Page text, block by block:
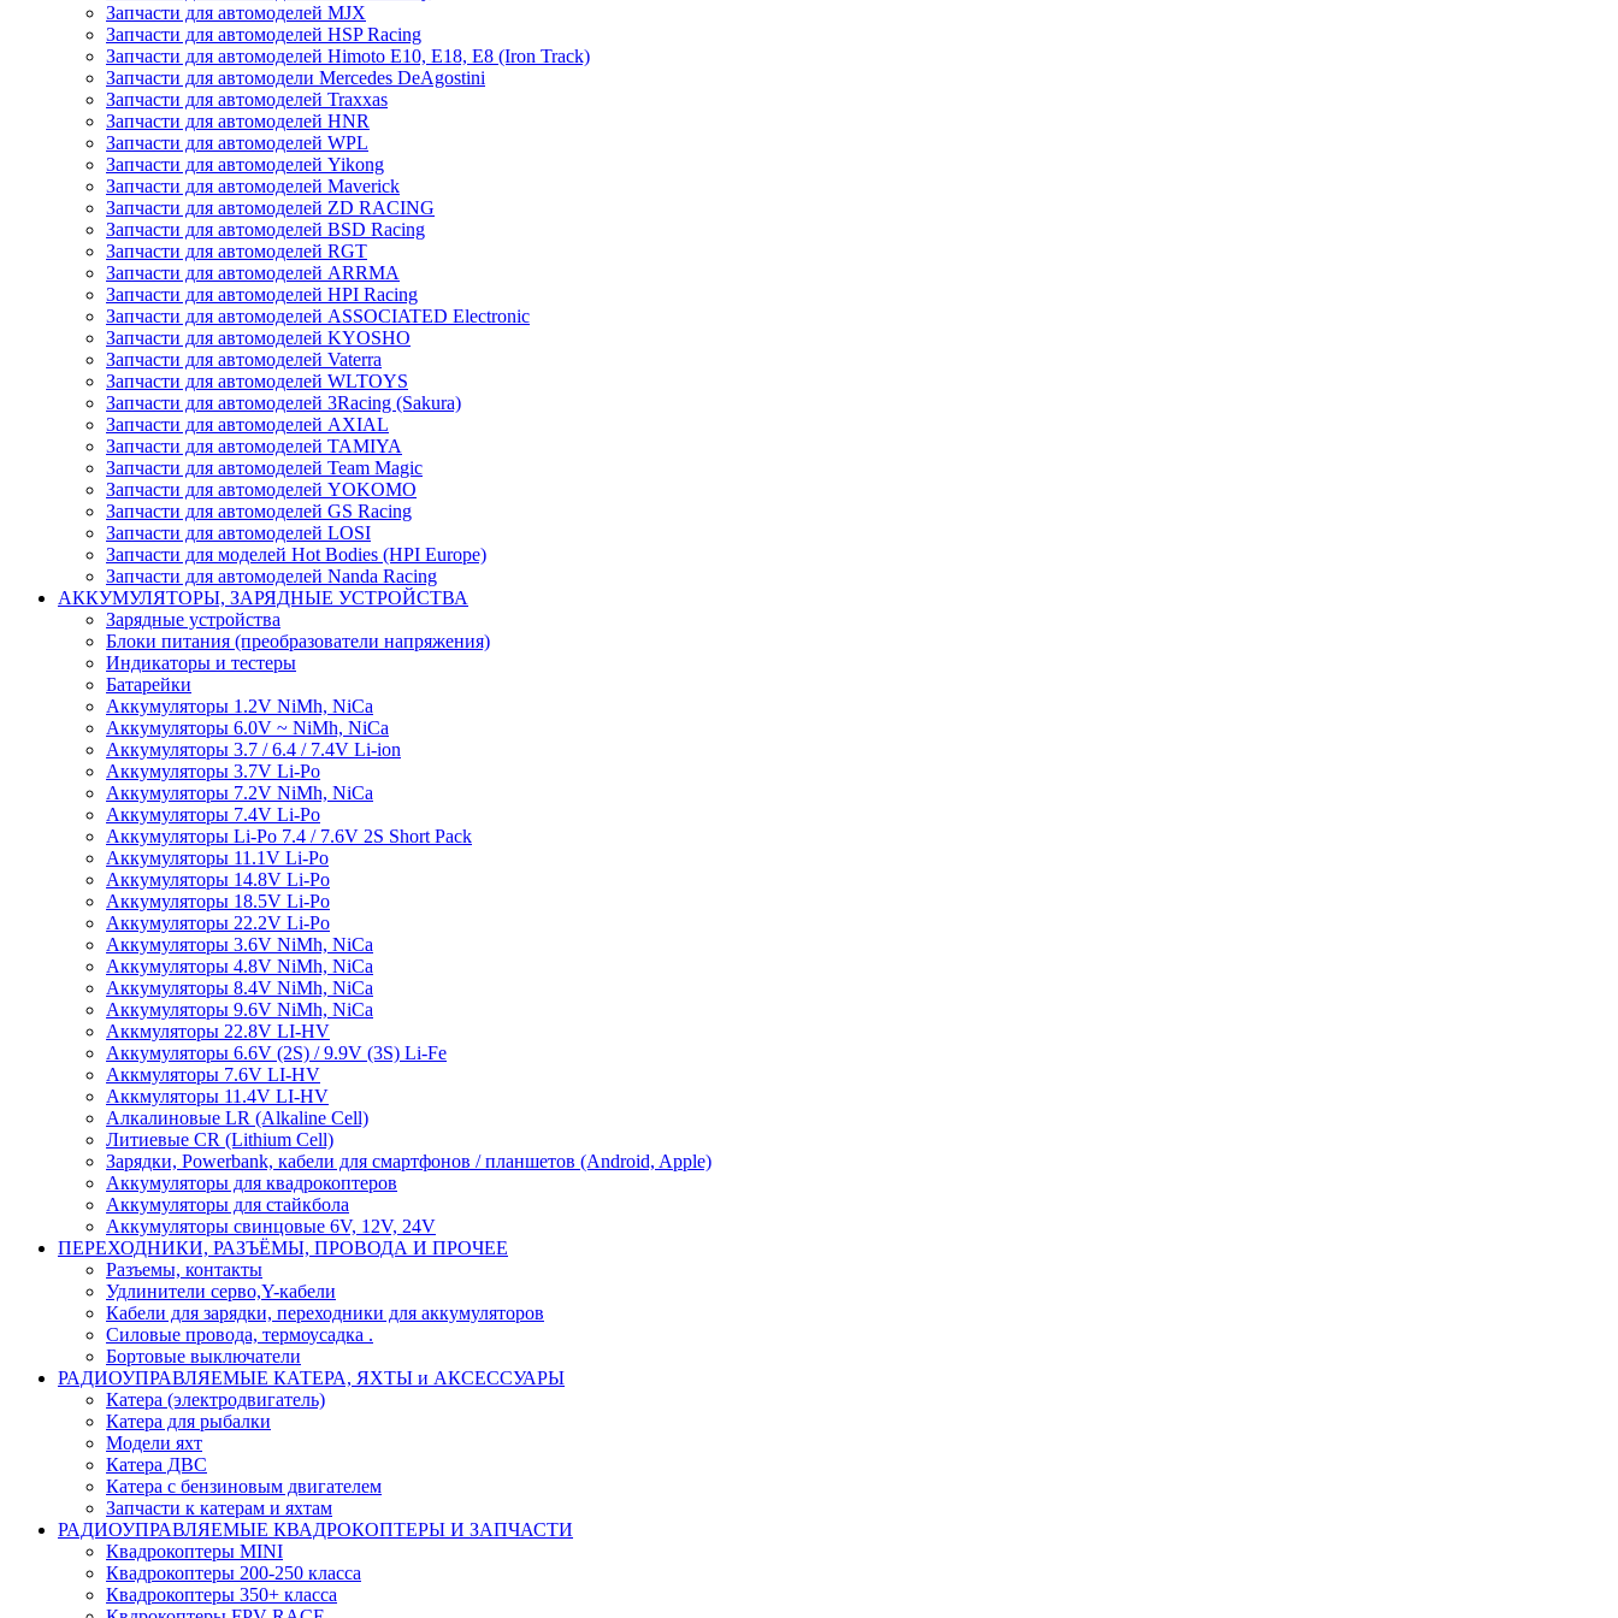
Запчасти для автомоделей MJX
Запчасти для автомоделей HSP Racing
Запчасти для автомоделей Himoto E10, E18, E8 (Iron Track)
Запчасти для автомодели Mercedes DeAgostini
Запчасти для автомоделей Traxxas
Запчасти для автомоделей HNR
Запчасти для автомоделей WPL
Запчасти для автомоделей Yikong
Запчасти для автомоделей Maverick
Запчасти для автомоделей ZD RACING
Запчасти для автомоделей BSD Racing
Запчасти для автомоделей RGT
Запчасти для автомоделей ARRMA
Запчасти для автомоделей HPI Racing
Запчасти для автомоделей ASSOCIATED Electronic
Запчасти для автомоделей KYOSHO
Запчасти для автомоделей Vaterra
Запчасти для автомоделей WLTOYS
Запчасти для автомоделей 3Racing (Sakura)
Запчасти для автомоделей AXIAL
Запчасти для автомоделей TAMIYA
Запчасти для автомоделей Team Magic
Запчасти для автомоделей YOKOMO
Запчасти для автомоделей GS Racing
Запчасти для автомоделей LOSI
Запчасти для моделей Hot Bodies (HPI Europe)
Запчасти для автомоделей Nanda Racing
АККУМУЛЯТОРЫ, ЗАРЯДНЫЕ УСТРОЙСТВА
Зарядные устройства
Блоки питания (преобразователи напряжения)
Индикаторы и тестеры
Батарейки
Аккумуляторы 1.2V NiMh, NiCa
Аккумуляторы 6.0V ~ NiMh, NiCa
Аккумуляторы 3.7 / 6.4 / 7.4V Li-ion
Аккумуляторы 3.7V Li-Po
Аккумуляторы 7.2V NiMh, NiCa
Аккумуляторы 7.4V Li-Po
Аккумуляторы Li-Po 7.4 / 7.6V 2S Short Pack
Аккумуляторы 11.1V Li-Po
Аккумуляторы 14.8V Li-Po
Аккумуляторы 18.5V Li-Po
Аккумуляторы 22.2V Li-Po
Аккумуляторы 3.6V NiMh, NiCa
Аккумуляторы 4.8V NiMh, NiCa
Аккумуляторы 8.4V NiMh, NiCa
Аккумуляторы 9.6V NiMh, NiCa
Аккмуляторы 22.8V LI-HV
Аккумуляторы 6.6V (2S) / 9.9V (3S) Li-Fe
Аккмуляторы 7.6V LI-HV
Аккмуляторы 11.4V LI-HV
Алкалиновые LR (Alkaline Cell)
Литиевые CR (Lithium Сell)
Зарядки, Powerbank, кабели для смартфонов / планшетов (Android, Apple)
Аккумуляторы для квадрокоптеров
Аккумуляторы для стайкбола
Аккумуляторы свинцовые 6V, 12V, 24V
ПЕРЕХОДНИКИ, РАЗЪЁМЫ, ПРОВОДА И ПРОЧЕЕ
Разъемы, контакты
Удлинители серво,Y-кабели
Кабели для зарядки, переходники для аккумуляторов
Силовые провода, термоусадка .
Бортовые выключатели
РАДИОУПРАВЛЯЕМЫЕ КАТЕРА, ЯХТЫ и АКСЕССУАРЫ
Катера (электродвигатель)
Катера для рыбалки
Модели яхт
Катера ДВС
Катера с бензиновым двигателем
Запчасти к катерам и яхтам
РАДИОУПРАВЛЯЕМЫЕ КВАДРОКОПТЕРЫ И ЗАПЧАСТИ
Квадрокоптеры MINI
Квадрокоптеры 200-250 класса
Квадрокоптеры 350+ класса